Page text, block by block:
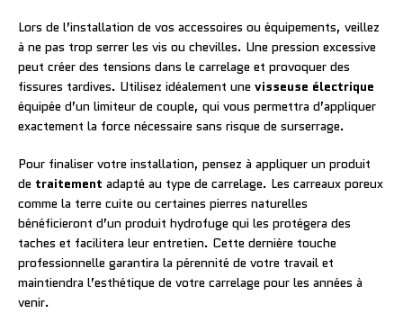
Lors de l’installation de vos accessoires ou équipements, veillez
à ne pas trop serrer les vis ou chevilles. Une pression excessive
peut créer des tensions dans le carrelage et provoquer des
fissures tardives. Utilisez idéalement une visseuse électrique
équipée d’un limiteur de couple, qui vous permettra d’appliquer
exactement la force nécessaire sans risque de surserrage.
Pour finaliser votre installation, pensez à appliquer un produit
de traitement adapté au type de carrelage. Les carreaux poreux
comme la terre cuite ou certaines pierres naturelles
bénéficieront d’un produit hydrofuge qui les protégera des
taches et facilitera leur entretien. Cette dernière touche
professionnelle garantira la pérennité de votre travail et
maintiendra l’esthétique de votre carrelage pour les années à
venir.